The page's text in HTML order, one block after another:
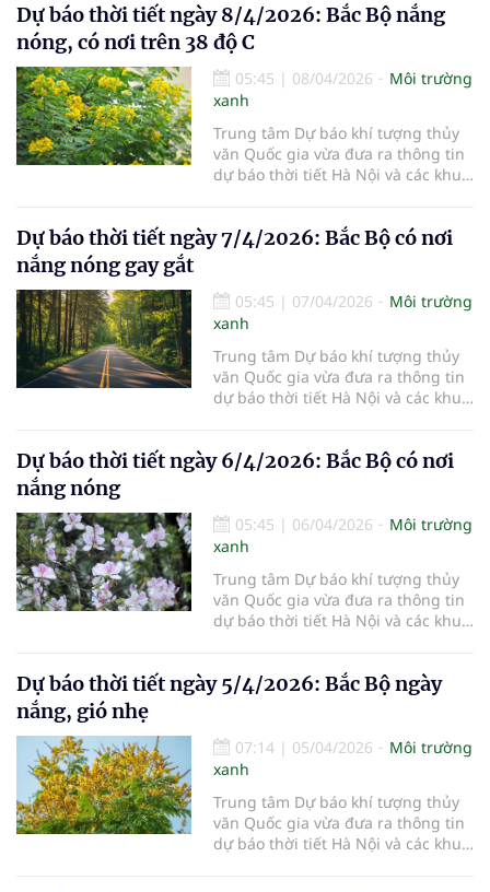
Dự báo thời tiết ngày 8/4/2026: Bắc Bộ nắng
nóng, có nơi trên 38 độ C
05:45 | 08/04/2026
Môi trường
xanh
Trung tâm Dự báo khí tượng thủy
văn Quốc gia vừa đưa ra thông tin
dự báo thời tiết Hà Nội và các khu
Dự báo thời tiết ngày 7/4/2026: Bắc Bộ có nơi
nắng nóng gay gắt
05:45 | 07/04/2026
Môi trường
xanh
Trung tâm Dự báo khí tượng thủy
văn Quốc gia vừa đưa ra thông tin
dự báo thời tiết Hà Nội và các khu
Dự báo thời tiết ngày 6/4/2026: Bắc Bộ có nơi
nắng nóng
05:45 | 06/04/2026
Môi trường
xanh
Trung tâm Dự báo khí tượng thủy
văn Quốc gia vừa đưa ra thông tin
dự báo thời tiết Hà Nội và các khu
Dự báo thời tiết ngày 5/4/2026: Bắc Bộ ngày
nắng, gió nhẹ
07:14 | 05/04/2026
Môi trường
xanh
Trung tâm Dự báo khí tượng thủy
văn Quốc gia vừa đưa ra thông tin
dự báo thời tiết Hà Nội và các khu